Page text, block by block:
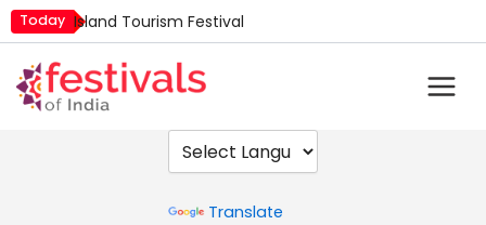
Skip
to
content
Today Island Tourism Festival
Mim Kut
Nashik Kumbh Mela
Nehru Trophy Boat Race
Translate